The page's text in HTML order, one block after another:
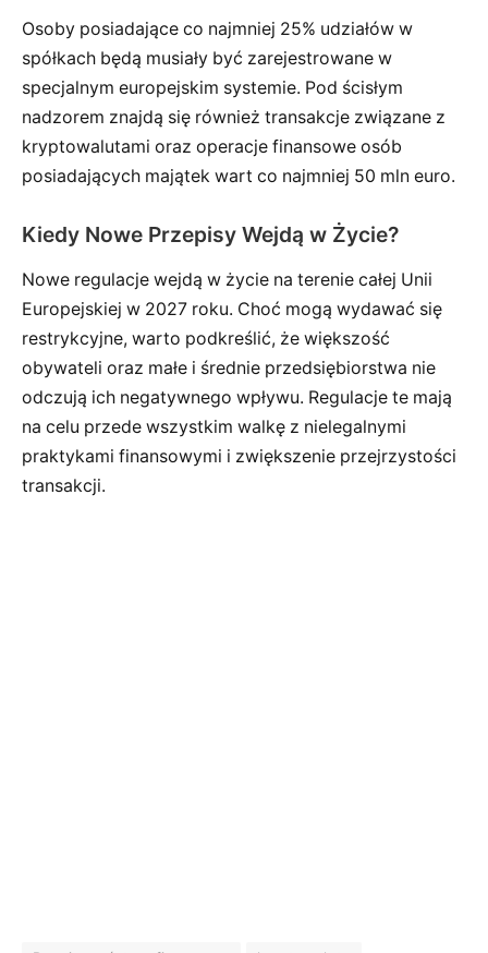
Osoby posiadające co najmniej 25% udziałów w
spółkach będą musiały być zarejestrowane w
specjalnym europejskim systemie. Pod ścisłym
nadzorem znajdą się również transakcje związane z
kryptowalutami oraz operacje finansowe osób
posiadających majątek wart co najmniej 50 mln euro.
Kiedy Nowe Przepisy Wejdą w Życie?
Nowe regulacje wejdą w życie na terenie całej Unii
Europejskiej w 2027 roku. Choć mogą wydawać się
restrykcyjne, warto podkreślić, że większość
obywateli oraz małe i średnie przedsiębiorstwa nie
odczują ich negatywnego wpływu. Regulacje te mają
na celu przede wszystkim walkę z nielegalnymi
praktykami finansowymi i zwiększenie przejrzystości
transakcji.